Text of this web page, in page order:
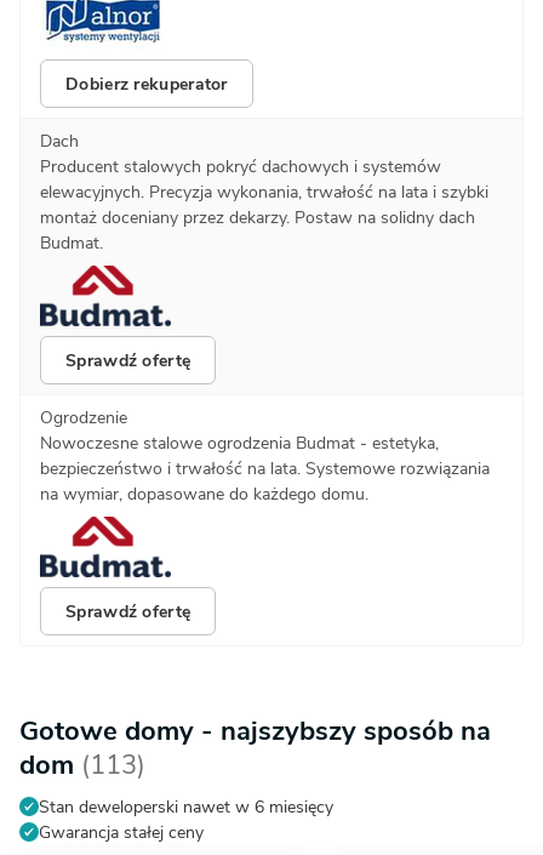
Dobierz rekuperator
Dach
Producent stalowych pokryć dachowych i systemów
elewacyjnych. Precyzja wykonania, trwałość na lata i szybki
montaż doceniany przez dekarzy. Postaw na solidny dach
Budmat.
Sprawdź ofertę
Ogrodzenie
Nowoczesne stalowe ogrodzenia Budmat - estetyka,
bezpieczeństwo i trwałość na lata. Systemowe rozwiązania
na wymiar, dopasowane do każdego domu.
Sprawdź ofertę
Gotowe domy - najszybszy sposób na
dom (113)
Stan deweloperski nawet w 6 miesięcy
Gwarancja stałej ceny